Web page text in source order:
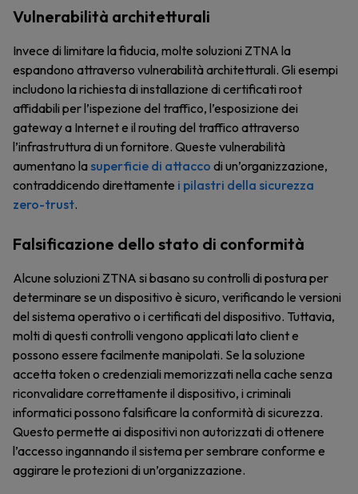
Vulnerabilità architetturali
Invece di limitare la fiducia, molte soluzioni ZTNA la
espandono attraverso vulnerabilità architetturali. Gli esempi
includono la richiesta di installazione di certificati root
affidabili per l’ispezione del traffico, l’esposizione dei
gateway a Internet e il routing del traffico attraverso
l’infrastruttura di un fornitore. Queste vulnerabilità
aumentano la superficie di attacco di un’organizzazione,
contraddicendo direttamente i pilastri della sicurezza
zero-trust.
Falsificazione dello stato di conformità
Alcune soluzioni ZTNA si basano su controlli di postura per
determinare se un dispositivo è sicuro, verificando le versioni
del sistema operativo o i certificati del dispositivo. Tuttavia,
molti di questi controlli vengono applicati lato client e
possono essere facilmente manipolati. Se la soluzione
accetta token o credenziali memorizzati nella cache senza
riconvalidare correttamente il dispositivo, i criminali
informatici possono falsificare la conformità di sicurezza.
Questo permette ai dispositivi non autorizzati di ottenere
l’accesso ingannando il sistema per sembrare conforme e
aggirare le protezioni di un’organizzazione.